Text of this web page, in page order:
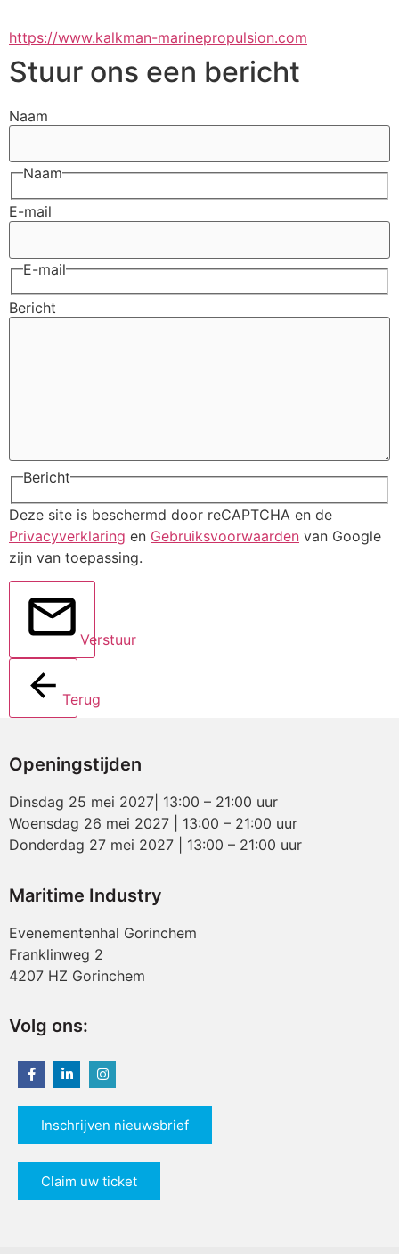
https://www.kalkman-marinepropulsion.com
Stuur ons een bericht
Naam
Naam
E-mail
E-mail
Bericht
Bericht
Deze site is beschermd door reCAPTCHA en de
Privacyverklaring en Gebruiksvoorwaarden van Google
zijn van toepassing.
Verstuur
Terug
Openingstijden
Dinsdag 25 mei 2027| 13:00 – 21:00 uur
Woensdag 26 mei 2027 | 13:00 – 21:00 uur
Donderdag 27 mei 2027 | 13:00 – 21:00 uur
Maritime Industry
Evenementenhal Gorinchem
Franklinweg 2
4207 HZ Gorinchem
Volg ons:
Inschrijven nieuwsbrief
Claim uw ticket